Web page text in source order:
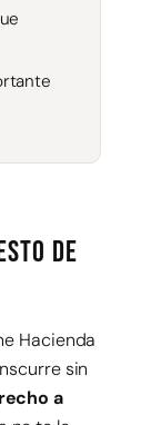
de
Hacienda
sin
a